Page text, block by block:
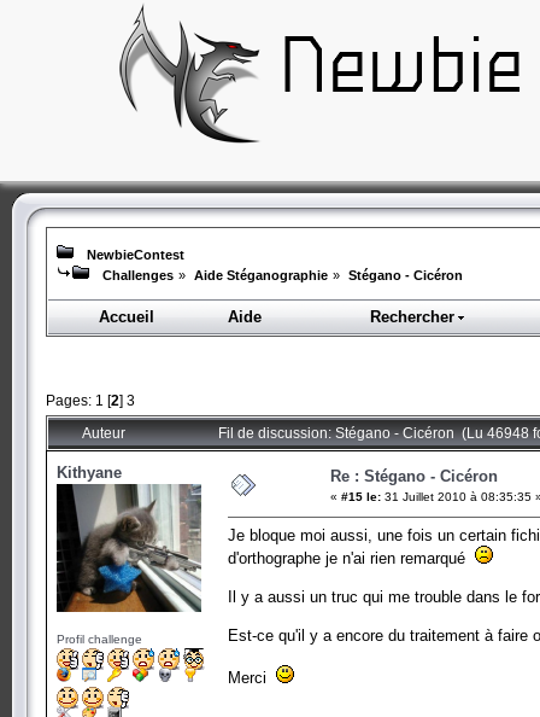
NewbieContest
Challenges » Aide Stéganographie » Stégano - Cicéron
Accueil Aide Rechercher
Pages: 1 [2] 3
Auteur Fil de discussion: Stégano - Cicéron (Lu 46948
Kithyane
Profil challenge
Re : Stégano - Cicéron
« #15 le: 31 Juillet 2010 à 08:35:35
Je bloque moi aussi, une fois un certain
d'orthographe je n'ai rien remarqué
Il y a aussi un truc qui me trouble dans le
Est-ce qu'il y a encore du traitement à faire
Merci